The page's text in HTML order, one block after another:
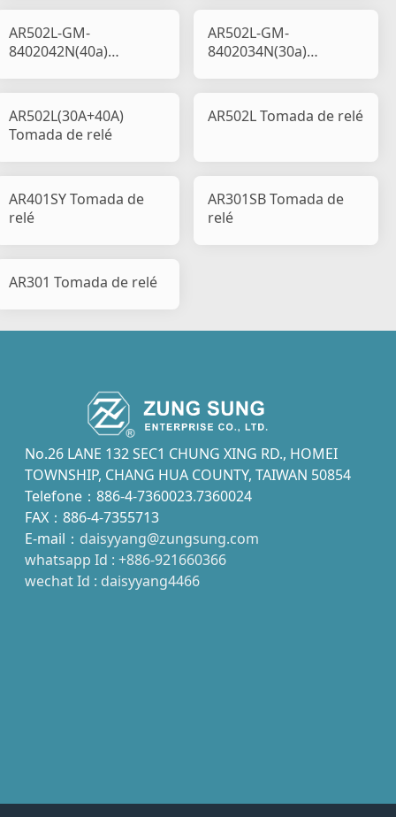
AR502L-GM-
8402042N(40a)
AR502L-GM-
8402034N(30a)
AR502L(30A+40A)
Tomada de relé
AR502L Tomada de relé
AR401SY Tomada de
relé
AR301SB Tomada de
relé
AR301 Tomada de relé
No.26 LANE 132 SEC1 CHUNG XING RD., HOMEI
TOWNSHIP, CHANG HUA COUNTY, TAIWAN 50854
Telefone：886-4-7360023.7360024
FAX：886-4-7355713
E-mail： daisyyang@zungsung.com
whatsapp Id : +886-921660366
wechat Id : daisyyang4466